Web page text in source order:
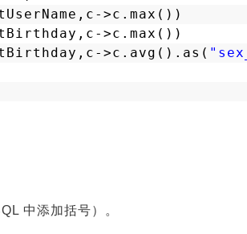
>c.max())
>c.max())
>c.avg().as(
中添加括号）。